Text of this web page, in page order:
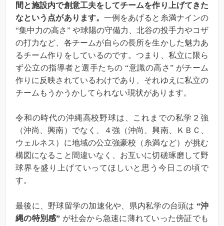
間と施設内で創意工夫をしてチームを作り上げてきた
なという点があります。 一例をあげると糸満ナインの
“集中力の高さ” や球陽の守備力、北谷の投手力やコザ
の打力など、各チームが自らの長所を生かした魅力あ
るチーム作りをしているのです。つまり、私立に限ら
ず公立の指導者と選手たちの “意識の高さ” がチーム
作りに反映されているわけであり、それゆえに私立の
チームもうかうかしてられない現状があります。
令和の時代の沖縄高校野球は、これまでの私学２強
（沖尚、興南）でなく、４強（沖尚、興南、ＫＢＣ、
ウェルネス）に地域の公立強豪校（糸満など）が挑む
構図になること間違いなく、お互いに切磋琢磨して野
球界を盛り上げていってほしいと思う今日この頃で
す。
最後に、野球留学の加速化や、県内私学の台頭は “沖
縄の特別感” が社会から急速に薄れていった傍証でも